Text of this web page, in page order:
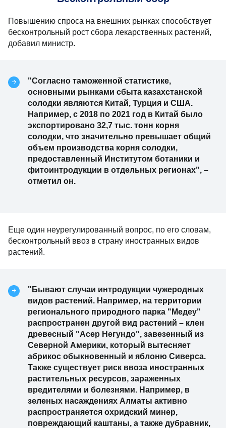
Повышению спроса на внешних рынках способствует
бесконтрольный рост сбора лекарственных растений,
добавил министр.
"Согласно таможенной статистике,
основными рынками сбыта казахстанской
солодки являются Китай, Турция и США.
Например, с 2018 по 2021 год в Китай было
экспортировано 32,7 тыс. тонн корня
солодки, что значительно превышает общий
объем производства корня солодки,
предоставленный Институтом ботаники и
фитоинтродукции в отдельных регионах", –
отметил он.
Еще один неурегулированный вопрос, по его словам,
бесконтрольный ввоз в страну иностранных видов
растений.
"Бывают случаи интродукции чужеродных
видов растений. Например, на территории
регионального природного парка "Медеу"
распространен другой вид растений – клен
древесный "Асер Негундо", завезенный из
Северной Америки, который вытесняет
абрикос обыкновенный и яблоню Сиверса.
Также существует риск ввоза иностранных
растительных ресурсов, зараженных
вредителями и болезнями. Например, в
зеленых насаждениях Алматы активно
распространяется охридский минер,
повреждающий каштаны, а также дубравник,